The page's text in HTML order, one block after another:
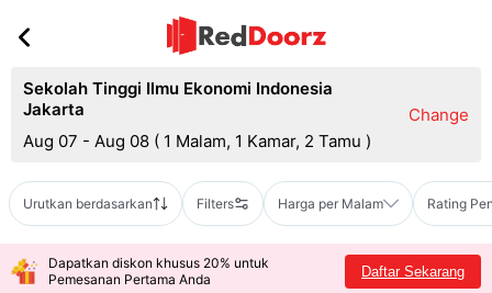
Sekolah Tinggi Ilmu Ekonomi Indonesia
Jakarta
Aug 07 - Aug 08 ( 1 Malam, 1 Kamar, 2 Tamu )
Change
Urutkan berdasarkan Filters Harga per Malam Rating
Dapatkan diskon khusus 20% untuk
Pemesanan Pertama Anda
Daftar Sekarang